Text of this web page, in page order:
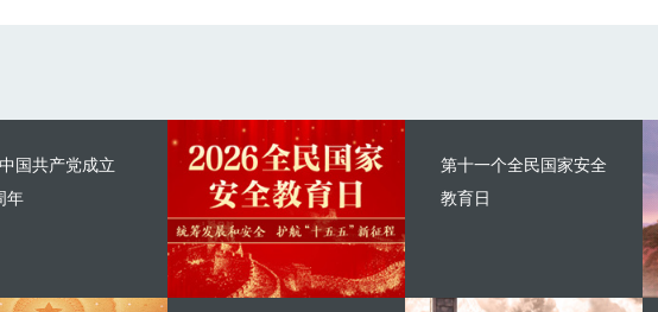
国共产党成立
年
第十一个全民国家安全
教育日